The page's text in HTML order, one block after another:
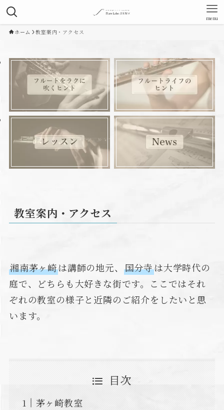
menu
ホーム 教室案内・アクセス
教室案内・アクセス
湘南茅ヶ崎は講師の地元、 国分寺は大学時代の
庭で、どちらも大好きな街です。ここではそれ
ぞれの教室の様子と近隣のご紹介をしたいと思
います。
目次
茅ヶ崎教室